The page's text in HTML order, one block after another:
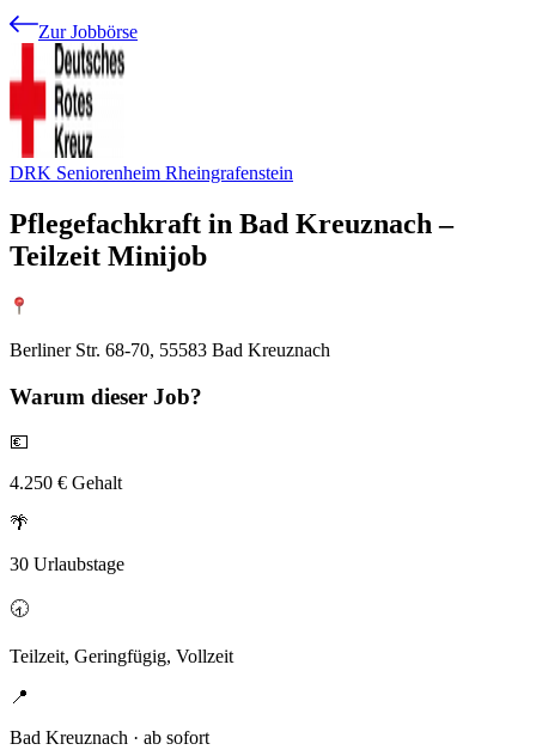
Zur Jobbörse
DRK Seniorenheim Rheingrafenstein
Pflegefachkraft in Bad Kreuznach –
Teilzeit Minijob
Berliner Str. 68-70, 55583 Bad Kreuznach
Warum dieser Job?
💶
4.250 € Gehalt
🌴
30 Urlaubstage
🕣
Teilzeit, Geringfügig, Vollzeit
📍
Bad Kreuznach · ab sofort